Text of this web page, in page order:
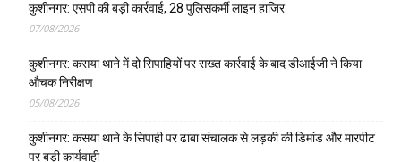
कुशीनगर: एसपी की बड़ी कार्रवाई, 28 पुलिसकर्मी लाइन हाजिर
07/08/2026
कुशीनगर: कसया थाने में दो सिपाहियों पर सख्त कार्रवाई के बाद डीआईजी ने किया
औचक निरीक्षण
05/08/2026
कुशीनगर: कसया थाने के सिपाही पर ढाबा संचालक से लड़की की डिमांड और मारपीट
पर बड़ी कार्यवाही